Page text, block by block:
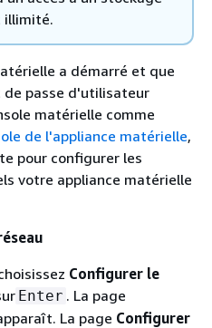
illimité.
a démarré et que
passe d'utilisateur
matérielle comme
de l'appliance matérielle,
pour configurer les
votre appliance matérielle
Configurer le
Enter . La page
La page Configurer